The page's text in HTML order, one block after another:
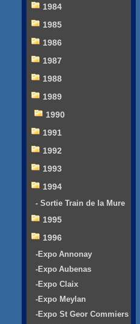
1984
1985
1986
1987
1988
1989
1990
1991
1992
1993
1994
- Sortie Train de la Mure
1995
1996
-Expo Annonay
-Expo Aubenas
-Expo Claix
-Expo Meylan
-Expo St Geor Commiers